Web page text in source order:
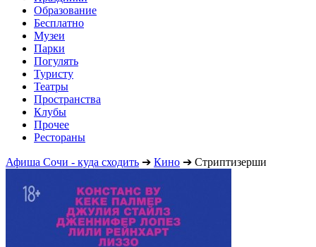
Образование
Бесплатно
Музеи
Парки
Погулять
Туристу
Театры
Пространства
Клубы
Прочее
Рестораны
Афиша Сочи - куда сходить ➔ Кино ➔ Стриптизерши